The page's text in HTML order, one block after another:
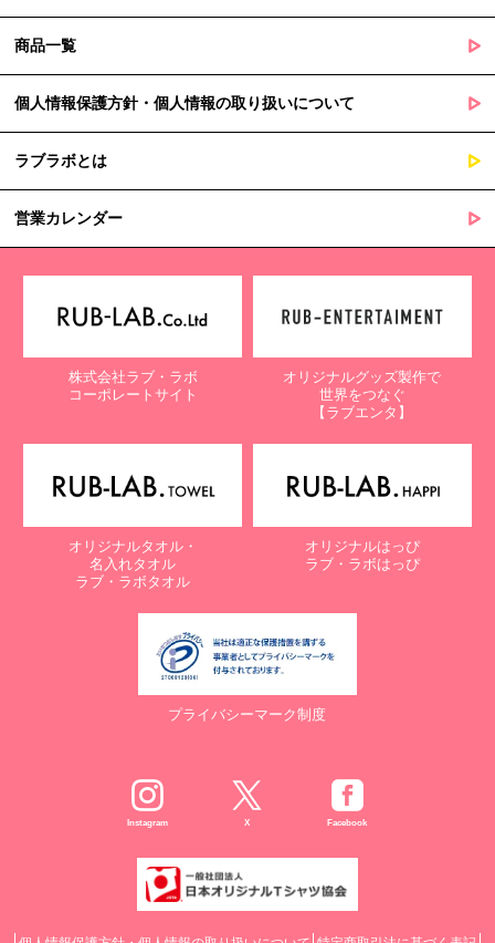
商品一覧
個人情報保護方針・個人情報の取り扱いについて
ラブラボとは
営業カレンダー
株式会社ラブ・ラボ
コーポレートサイト
オリジナルグッズ製作で
世界をつなぐ
【ラブエンタ】
オリジナルタオル・
名入れタオル
ラブ・ラボタオル
オリジナルはっぴ
ラブ・ラボはっぴ
プライバシーマーク制度
Instagram X Facebook